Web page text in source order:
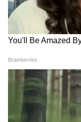
खरेदी करतानाच
बरेच लोक
पण तज्ज्ञांच्या
आंबे खरेदी करणे